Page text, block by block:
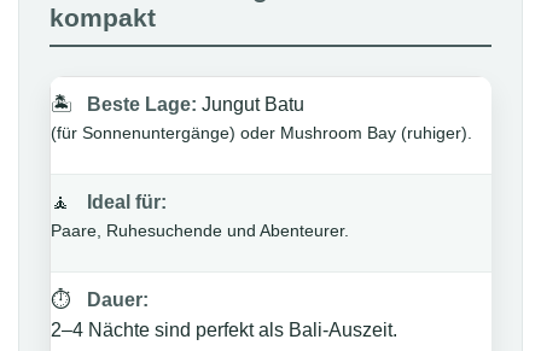
kompakt
🏝️ Beste Lage: Jungut Batu
(für Sonnenuntergänge) oder Mushroom Bay (ruhiger).
🧘 Ideal für:
Paare, Ruhesuchende und Abenteurer.
⏱️
Dauer:
2–4 Nächte sind perfekt als Bali-Auszeit.